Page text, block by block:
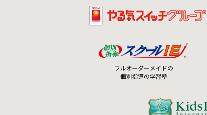
フルオーダーメイドの
個別指導の学習塾